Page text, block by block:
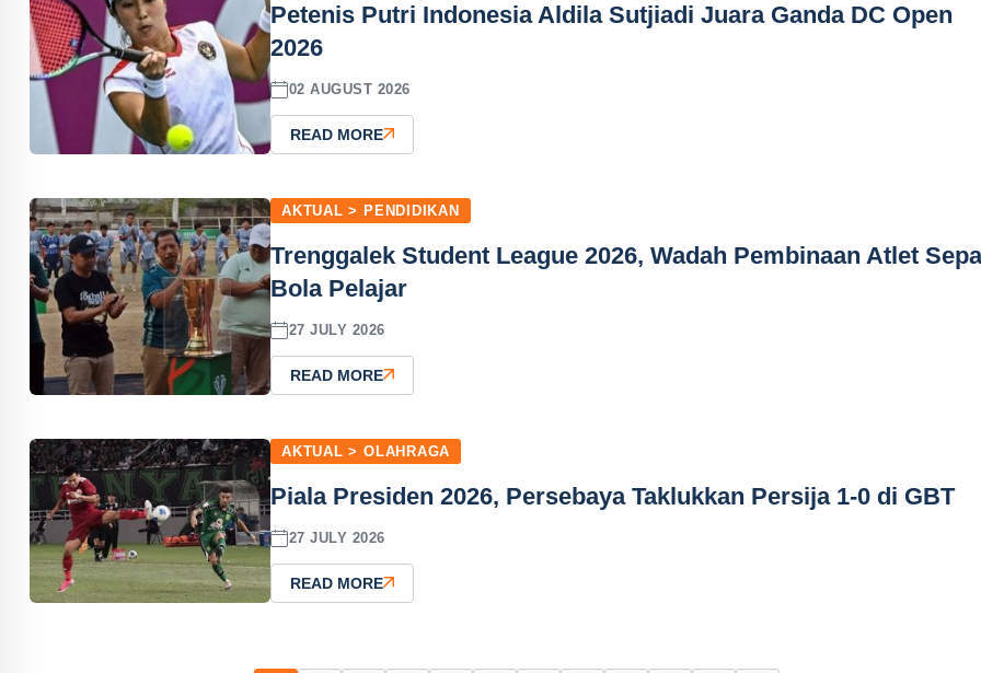
Petenis Putri Indonesia Aldila Sutjiadi Juara Ganda DC Open
2026
02 AUGUST 2026
READ MORE
AKTUAL > PENDIDIKAN
Trenggalek Student League 2026, Wadah Pembinaan Atlet
Bola Pelajar
27 JULY 2026
READ MORE
AKTUAL > OLAHRAGA
Piala Presiden 2026, Persebaya Taklukkan Persija 1-0 di GBT
27 JULY 2026
READ MORE